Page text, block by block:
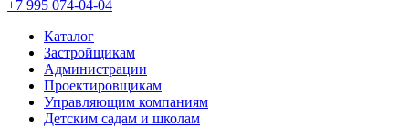
+7 995 074-04-04
Каталог
Застройщикам
Администрации
Проектировщикам
Управляющим компаниям
Детским садам и школам